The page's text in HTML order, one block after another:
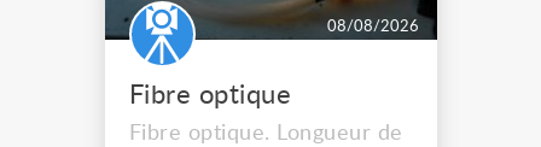
08/08/2026
Fibre optique
Fibre optique. Longueur de